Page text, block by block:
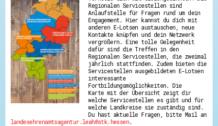
Regionalen Servicestellen sind
Anlaufstelle für Fragen rund um dein
Engagement. Hier kannst du dich mit
anderen E-Lotsen austauschen, neue
Kontakte knüpfen und dein Netzwerk
vergrößern. Eine tolle Gelegenheit
dafür sind die Treffen in den
Regionalen Servicestellen, die zweimal
jährlich stattfinden. Zudem bieten die
Servicestellen ausgebildeten E-Lotsen
interessante
Fortbildungsmöglichkeiten. Die
Karte mit der Übersicht zeigt dir
welche Servicestellen es gibt und für
welche Landkreise sie zuständig sind.
Du hast aktuelle Fragen, bitte Mail an
landesehrenamtsagentur.leah@stk.hessen.